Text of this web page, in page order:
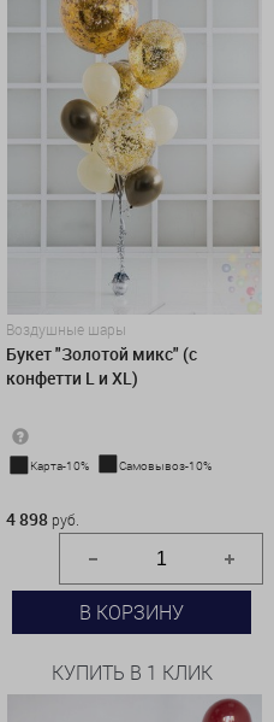
Воздушные шары
Букет "Золотой микс" (с
конфетти L и XL)
Карта-10% Самовывоз-10%
4 898 руб.
В КОРЗИНУ
КУПИТЬ В 1 КЛИК